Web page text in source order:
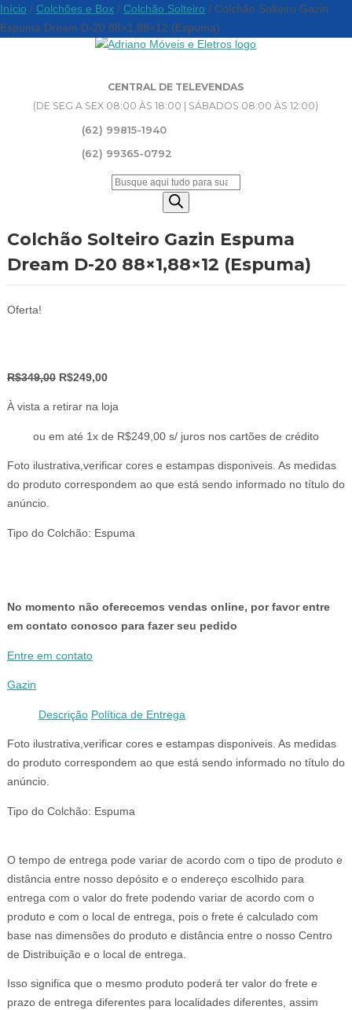
CENTRAL DE TELEVENDAS
(DE SEG A SEX 08:00 ÀS 18:00 | SÁBADOS 08:00 ÀS 12:00)
(62) 99815-1940
(62) 99365-0792
Pesquisar
Início / Colchões e Box / Colchão Solteiro / Colchão Solteiro Gazin
Espuma Dream D-20 88×1,88×12 (Espuma)
Colchão Solteiro Gazin Espuma
Dream D-20 88×1,88×12 (Espuma)
Oferta!
R$349,00 O
original
era:
R$249,00O
atual
é:
À vista a retirar na loja
ou em até 1x de R$249,00 s/ juros nos cartões de crédito
Foto ilustrativa,verificar cores e estampas disponiveis. As medidas
do produto correspondem ao que está sendo informado no título do
anúncio.
Tipo do Colchão: Espuma
No momento não oferecemos vendas online, por favor entre
em contato conosco para fazer seu pedido
Entre em contato
Gazin
Descrição Política de Entrega
Foto ilustrativa,verificar cores e estampas disponiveis. As medidas
do produto correspondem ao que está sendo informado no título do
anúncio.
Tipo do Colchão: Espuma
O tempo de entrega pode variar de acordo com o tipo de produto e
distância entre nosso depósito e o endereço escolhido para
entrega com o valor do frete podendo variar de acordo com o
produto e com o local de entrega, pois o frete é calculado com
base nas dimensões do produto e distância entre o nosso Centro
de Distribuição e o local de entrega.
Isso significa que o mesmo produto poderá ter valor do frete e
prazo de entrega diferentes para localidades diferentes, assim